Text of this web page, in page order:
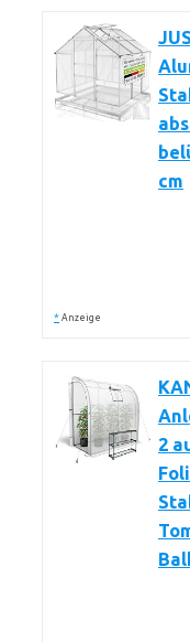
cm
* Anzeige
2